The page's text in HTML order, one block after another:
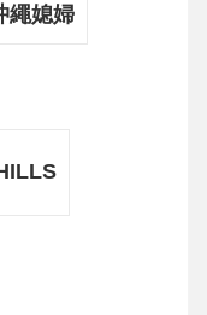
繩媳婦